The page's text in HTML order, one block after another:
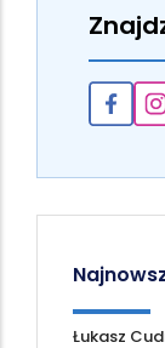
Łukasz